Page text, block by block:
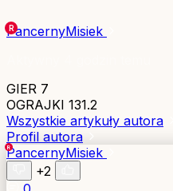
PancernyMisiek
GIER 7
OGRAJKI 131.2
Wszystkie artykuły autora
Profil autora
PancernyMisiek
+2